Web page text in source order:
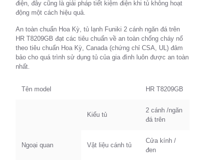
điện, đây cũng là giải pháp tiết kiệm điện khi tủ không hoạt
động một cách hiệu quả.
An toàn chuẩn Hoa Kỳ, tủ lạnh Funiki 2 cánh ngăn đá trên
HR T8209GB đạt các tiêu chuẩn về an toàn chống cháy nổ
theo tiêu chuẩn Hoa Kỳ, Canada (chứng chỉ CSA, UL) đảm
bảo cho quá trình sử dụng tủ của gia đình luôn được an toàn
nhất.
Tên model HR T8209GB
Ngoại quan
Kiểu tủ
2 cánh /ngăn
đá trên
Vật liệu cánh tủ
Cửa kính /
đen